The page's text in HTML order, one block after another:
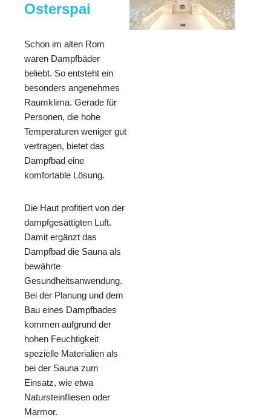
Osterspai
Schon im alten Rom
waren Dampfbäder
beliebt. So entsteht ein
besonders angenehmes
Raumklima. Gerade für
Personen, die hohe
Temperaturen weniger gut
vertragen, bietet das
Dampfbad eine
komfortable Lösung.
Die Haut profitiert von der
dampfgesättigten Luft.
Damit ergänzt das
Dampfbad die Sauna als
bewährte
Gesundheitsanwendung.
Bei der Planung und dem
Bau eines Dampfbades
kommen aufgrund der
hohen Feuchtigkeit
spezielle Materialien als
bei der Sauna zum
Einsatz, wie etwa
Natursteinfliesen oder
Marmor.